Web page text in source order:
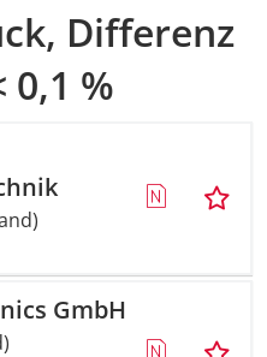
Differenz
0,1 %
GmbH